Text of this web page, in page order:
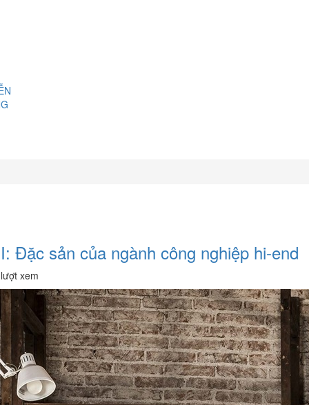
Đặc sản của ngành công nghiệp hi-end
xem